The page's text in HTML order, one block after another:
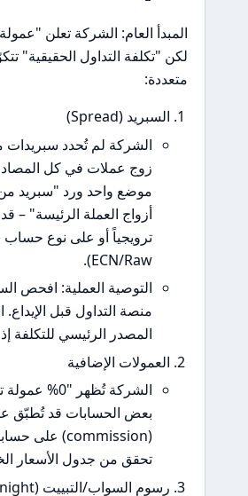
المبدأ العام: الشركة تعلن "عمولة تداول 0%".
التداول الحقيقية" تتكوّن من عناصر
الشركة لم تُحدد سبريدات مفصّلة لكل
زوج عملات في كل المصادر المتاحة. في
موضع واحد ورد "سبريد من 0.4 على
أزواج العملة الرئيسة" – قد يكون عرضاً
ترويجياً أو على نوع حساب (مثلاً حساب
التوصية العملية: افحص السبريد الحي في
منصة التداول قبل الإيداع. السبريد غالباً
المصدر الرئيسي للتكلفة إذا العمولة = 0.
الإضافية
الشركة تُظهر "0% عمولة تداول"، لكن
بعض الحسابات قد تُطبّق عمولة تنفيذ
(commission) على حسابات Raw/ECN.
تحقق من جدول الأسعار الخاص بالحساب.
رسوم السواب/التبييت (Overnight